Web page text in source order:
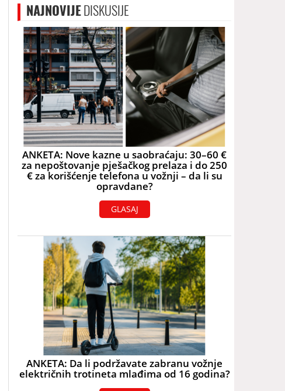
NAJNOVIJEDISKUSIJE
ANKETA: Nove kazne u saobraćaju: 30–60 €
za nepoštovanje pješačkog prelaza i do 250
€ za korišćenje telefona u vožnji – da li su
opravdane?
GLASAJ
ANKETA: Da li podržavate zabranu vožnje
električnih trotineta mlađima od 16 godina?